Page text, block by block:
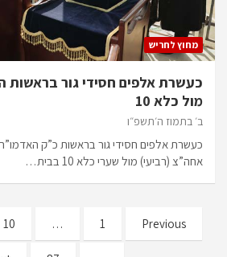
מחוץ לחריש
כעשרת אלפים חסידי גור
מול כלא 10
ב׳ בתמוז ה׳תשפ״ו
כעשרת אלפים חסידי גור בראשות כ”ק
אחה”צ (רביעי) מול שערי כלא 10 בבית…
Posts
pagination
Previous
1
…
10